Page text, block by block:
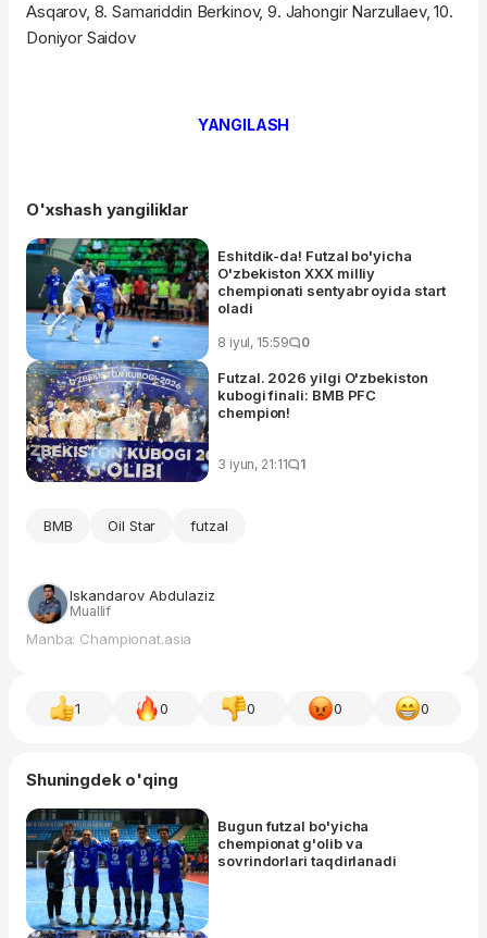
Asqarov, 8. Samariddin Berkinov, 9. Jahongir Narzullaev, 10.
Doniyor Saidov
YANGILASH
O'xshash yangiliklar
Eshitdik-da! Futzal bo'yicha
O'zbekiston XXX milliy
chempionati sentyabr oyida start
oladi
8 iyul, 15:59 0
Futzal. 2026 yilgi O'zbekiston
kubogi finali: BMB PFC
chempion!
3 iyun, 21:11 1
BMB Oil Star futzal
Iskandarov Abdulaziz
Muallif
Manba: Championat.asia
1 0 0 0 0
Shuningdek o'qing
Bugun futzal bo'yicha
chempionat g'olib va
sovrindorlari taqdirlanadi